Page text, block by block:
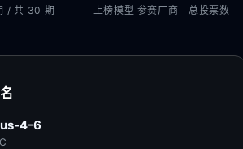
/ 共 30 期 上榜模型 参赛厂商 总投票数
4-6